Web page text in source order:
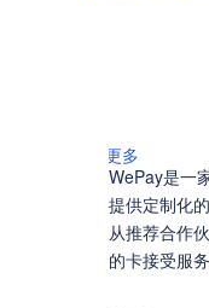
更多
WePay是一
提供定制化
从推荐合作
的卡接受服务